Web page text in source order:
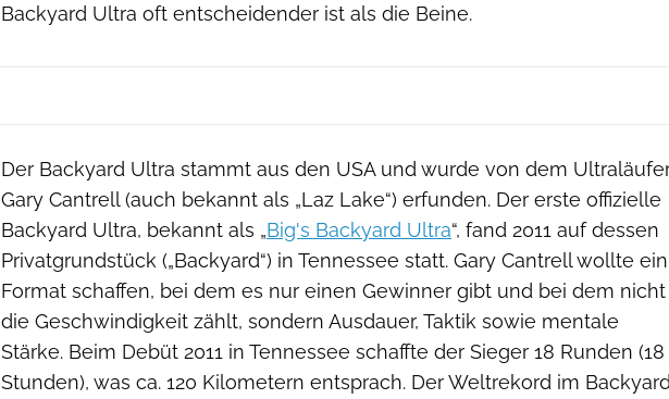
Backyard Ultra oft entscheidender ist als die Beine.
Der Backyard Ultra stammt aus den USA und wurde von dem
Gary Cantrell (auch bekannt als „Laz Lake“) erfunden. Der erste offizielle
Backyard Ultra, bekannt als „Big's Backyard Ultra“, fand 2011 auf dessen
Privatgrundstück („Backyard“) in Tennessee statt. Gary Cantrell wollte ein
Format schaffen, bei dem es nur einen Gewinner gibt und bei dem nicht
die Geschwindigkeit zählt, sondern Ausdauer, Taktik sowie mentale
Stärke. Beim Debüt 2011 in Tennessee schaffte der Sieger 18 Runden (18
Stunden), was ca. 120 Kilometern entsprach. Der Weltrekord im